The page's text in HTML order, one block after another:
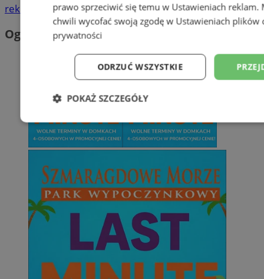
reklama
Ogłoszenia
prawo sprzeciwić się temu w Ustawieniach reklam.
chwili wycofać swoją zgodę w Ustawieniach plików
prywatności
ODRZUĆ WSZYSTKIE
POKAŻ SZCZEGÓŁY
Niezbędne Wydajność
Niesklasyfikowane
Niezbędne Wydajność Targetowanie
Niezbędne pliki cookie umożliwiają korzystanie z podstawowych